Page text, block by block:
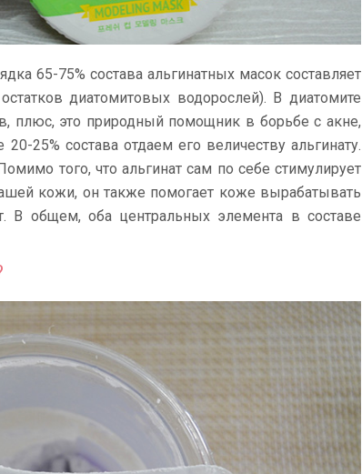
65-75% состава альгинатных масок составляет
диатомитовых водорослей). В диатомите
плюс, это природный помощник в борьбе с акне,
25% состава отдаем его величеству альгинату.
того, что альгинат сам по себе стимулирует
кожи, он также помогает коже вырабатывать
В общем, оба центральных элемента в составе